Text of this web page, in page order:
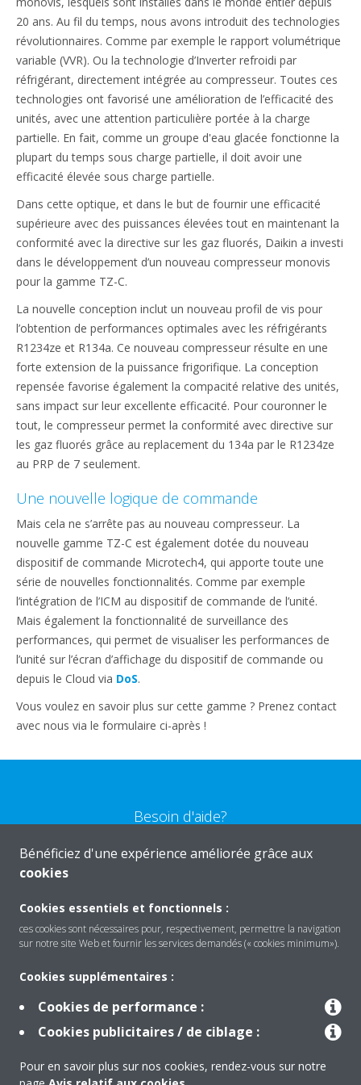
20 ans. Au fil du temps, nous avons introduit des technologies
révolutionnaires. Comme par exemple le rapport volumétrique
variable (VVR). Ou la technologie d’Inverter refroidi par
réfrigérant, directement intégrée au compresseur. Toutes ces
technologies ont favorisé une amélioration de l’efficacité des
unités, avec une attention particulière portée à la charge
partielle. En fait, comme un groupe d'eau glacée fonctionne la
plupart du temps sous charge partielle, il doit avoir une
efficacité élevée sous charge partielle.
Dans cette optique, et dans le but de fournir une efficacité
supérieure avec des puissances élevées tout en maintenant la
conformité avec la directive sur les gaz fluorés, Daikin a investi
dans le développement d’un nouveau compresseur monovis
pour la gamme TZ-C.
La nouvelle conception inclut un nouveau profil de vis pour
l’obtention de performances optimales avec les réfrigérants
R1234ze et R134a. Ce nouveau compresseur résulte en une
forte extension de la puissance frigorifique. La conception
repensée favorise également la compacité relative des unités,
sans impact sur leur excellente efficacité. Pour couronner le
tout, le compresseur permet la conformité avec directive sur
les gaz fluorés grâce au replacement du 134a par le R1234ze
au PRP de 7 seulement.
Une nouvelle logique de commande
Mais cela ne s’arrête pas au nouveau compresseur. La
nouvelle gamme TZ-C est également dotée du nouveau
dispositif de commande Microtech4, qui apporte toute une
série de nouvelles fonctionnalités. Comme par exemple
l’intégration de l’ICM au dispositif de commande de l’unité.
Mais également la fonctionnalité de surveillance des
performances, qui permet de visualiser les performances de
l’unité sur l’écran d’affichage du dispositif de commande ou
depuis le Cloud via DoS.
Vous voulez en savoir plus sur cette gamme ? Prenez contact
avec nous via le formulaire ci-après !
Besoin d'aide?
CONTACTEZ-NOUS
Solutions
Bénéficiez d'une expérience améliorée grâce aux
cookies
Cookies essentiels et fonctionnels :
ces cookies sont nécessaires pour, respectivement, permettre la navigation
sur notre site Web et fournir les services demandés (« cookies minimum»).
Cookies supplémentaires :
Cookies de performance :
Cookies publicitaires / de ciblage :
Pour en savoir plus sur nos cookies, rendez-vous sur notre